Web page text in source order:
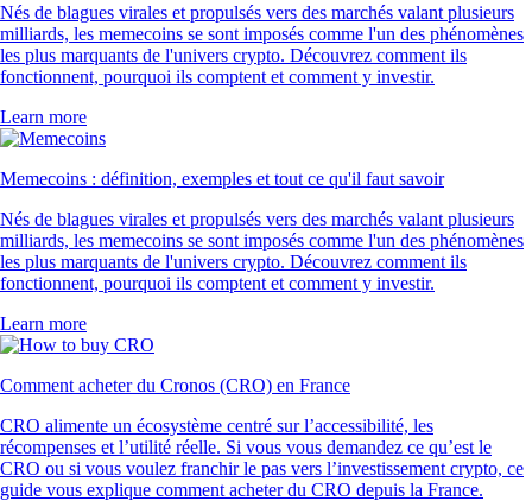
Nés de blagues virales et propulsés vers des marchés valant plusieurs
milliards, les memecoins se sont imposés comme l'un des phénomènes
les plus marquants de l'univers crypto. Découvrez comment ils
fonctionnent, pourquoi ils comptent et comment y investir.
Learn more
Memecoins : définition, exemples et tout ce qu'il faut savoir
Nés de blagues virales et propulsés vers des marchés valant plusieurs
milliards, les memecoins se sont imposés comme l'un des phénomènes
les plus marquants de l'univers crypto. Découvrez comment ils
fonctionnent, pourquoi ils comptent et comment y investir.
Learn more
Comment acheter du Cronos (CRO) en France
CRO alimente un écosystème centré sur l’accessibilité, les
récompenses et l’utilité réelle. Si vous vous demandez ce qu’est le
CRO ou si vous voulez franchir le pas vers l’investissement crypto, ce
guide vous explique comment acheter du CRO depuis la France.